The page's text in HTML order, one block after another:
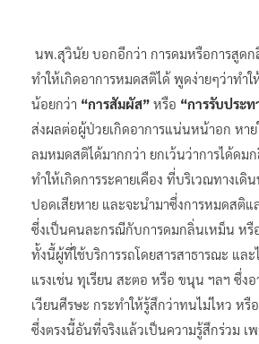
นพ.สุวินัย บอกอีกว่า การดมหรือการสูดก
ทำให้เกิดอาการหมดสติได้ พูดง่ายๆว่าทำ
น้อยกว่า “การสัมผัส” หรือ “การรับประ
ส่งผลต่อผู้ป่วยเกิดอาการแน่นหน้าอก หาย
ลมหมดสติได้มากกว่า ยกเว้นว่าการได้ด
ทำให้เกิดการระคายเคือง ที่บริเวณทางเดิ
ปอดเสียหาย และจะนำมาซึ่งการหมดสติแ
ซึ่งเป็นคนละกรณีกับการดมกลิ่นเหม็น หรื
ทั้งนี้ผู้ที่ใช้บริการรถโดยสารสาธารณะ แล
แรงเช่น ทุเรียน สะตอ หรือ ขนุน ฯลฯ ซึ่ง
เวียนศีรษะ กระทำให้รู้สึกว่าทนไม่ไหว หรื
ซึ่งตรงนี้อันที่จริงแล้วเป็นความรู้สึกร่วม เพ